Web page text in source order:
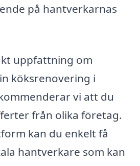
på hantverkarnas
uppfattning om
köksrenovering i
vi att du
från olika företag.
kan du enkelt få
hantverkare som kan